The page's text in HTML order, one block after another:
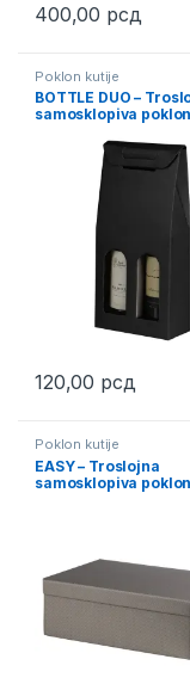
400,00 рсд
Poklon kutije
BOTTLE DUO –
samosklopiva
120,00 рсд
This product has
Poklon kutije
EASY – Troslojna
samosklopiva